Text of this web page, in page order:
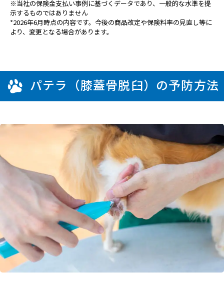
※当社の保険金支払い事例に基づくデータであり、一般的な水準を提
示するものではありません
*2026年6月時点の内容です。今後の商品改定や保険料率の見直し等に
より、変更となる場合があります。
パテラ（膝蓋骨脱臼）の予防方法